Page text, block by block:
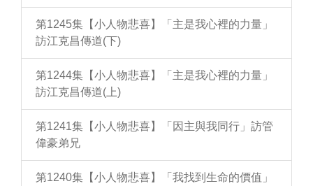
第1245集【小人物悲喜】「主是我心裡的力量」
訪江克昌傳道(下)
第1244集【小人物悲喜】「主是我心裡的力量」
訪江克昌傳道(上)
第1241集【小人物悲喜】「因主與我同行」訪管
偉豪弟兄
第1240集【小人物悲喜】「我找到生命的價值」